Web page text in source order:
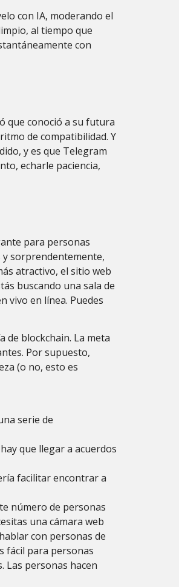
con IA, moderando el
al tiempo que
con
que conoció a su futura
de compatibilidad. Y
y es que Telegram
echarle paciencia,
para personas
y sorprendentemente,
atractivo, el sitio web
buscando una sala de
vivo en línea. Puedes
de blockchain. La meta
Por supuesto,
(o no, esto es
serie de
que llegar a acuerdos
facilitar encontrar a
número de personas
una cámara web
con personas de
fácil para personas
Las personas hacen